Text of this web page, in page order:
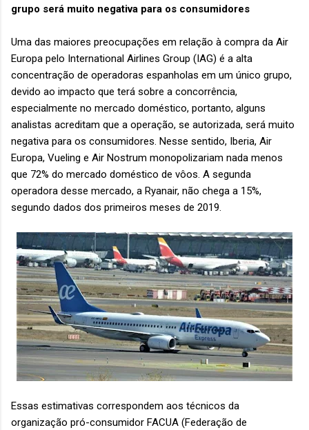
grupo será muito negativa para os consumidores
Uma das maiores preocupações em relação à compra da Air
Europa pelo International Airlines Group (IAG) é a alta
concentração de operadoras espanholas em um único grupo,
devido ao impacto que terá sobre a concorrência,
especialmente no mercado doméstico, portanto, alguns
analistas acreditam que a operação, se autorizada, será muito
negativa para os consumidores. Nesse sentido, Iberia, Air
Europa, Vueling e Air Nostrum monopolizariam nada menos
que 72% do mercado doméstico de vôos. A segunda
operadora desse mercado, a Ryanair, não chega a 15%,
segundo dados dos primeiros meses de 2019.
Essas estimativas correspondem aos técnicos da
organização pró-consumidor FACUA (Federação de